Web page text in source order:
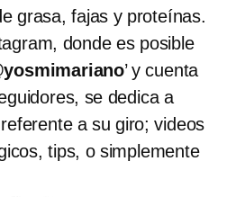
grasa, fajas y proteínas.
donde es posible
yosmimariano’ y cuenta
se dedica a
a su giro; videos
tips, o simplemente